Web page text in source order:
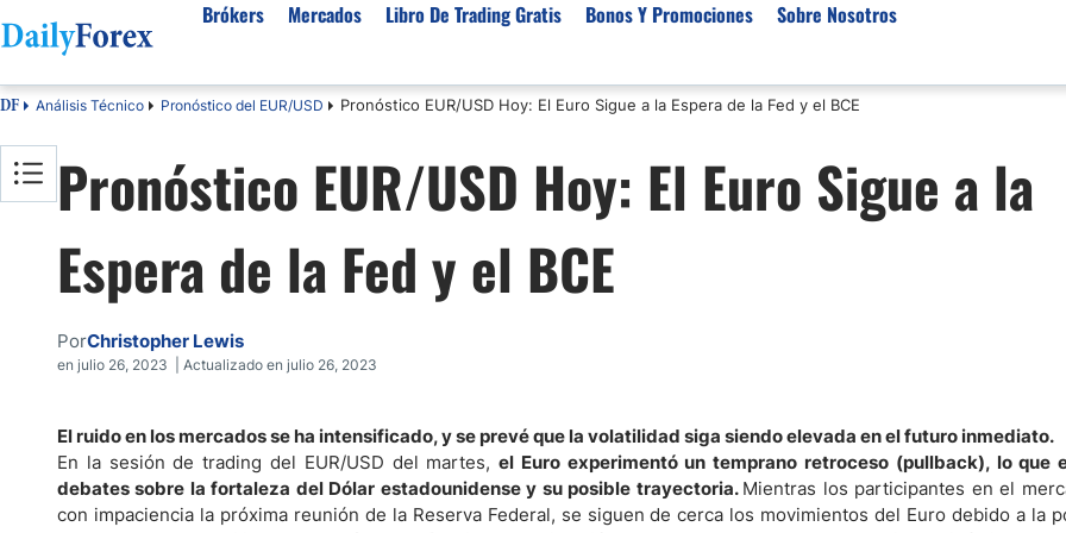
Brókers
España
Argentina
Mexico
Costa Rica
Guatemala
Cuba
El Salvador
Brokers Regulados
Brokers Para Scalping
Broker Oro
Brokers de Trading Automático
Lista de Mejores Prop
Empresas de Fondeo en
Mercados
Divisas
EUR/USD
USD/COP
USD/PEN
Todas las Divisas
Materias Primas
Oro (XAU/USD)
Plata (XAG/USD)
Petróleo WTI
Todas las Materias Primas
Indices
Análisis Forex
Señales Forex Gratis
Libro De Trading Gratis Bonos Y Promociones Sobre Nosotros
Sobre Nosotros
Política editorial
Cómo generamos ingresos
Nuestra metodología
Por qué confiar en nosotros
DF Análisis Técnico Pronóstico del EUR/USD Pronóstico EUR/USD Hoy: El Euro Sigue a la Espera de la Fed y el BCE
Pronóstico EUR/USD Hoy: El Euro Sigue a la
Espera de la Fed y el BCE
PorChristopher Lewis
en julio 26, 2023 | Actualizado en julio 26, 2023
El ruido en los mercados se ha intensificado, y se prevé que la volatilidad siga siendo elevada en el futuro inmediato.
En la sesión de trading del EUR/USD del martes,el Euro experimentó un temprano retroceso (pullback), lo que
debates sobre la fortaleza del Dólar estadounidense y su posible trayectoria. Mientras los participantes en el
con impaciencia la próxima reunión de la Reserva Federal, se siguen de cerca los movimientos del Euro debido a la